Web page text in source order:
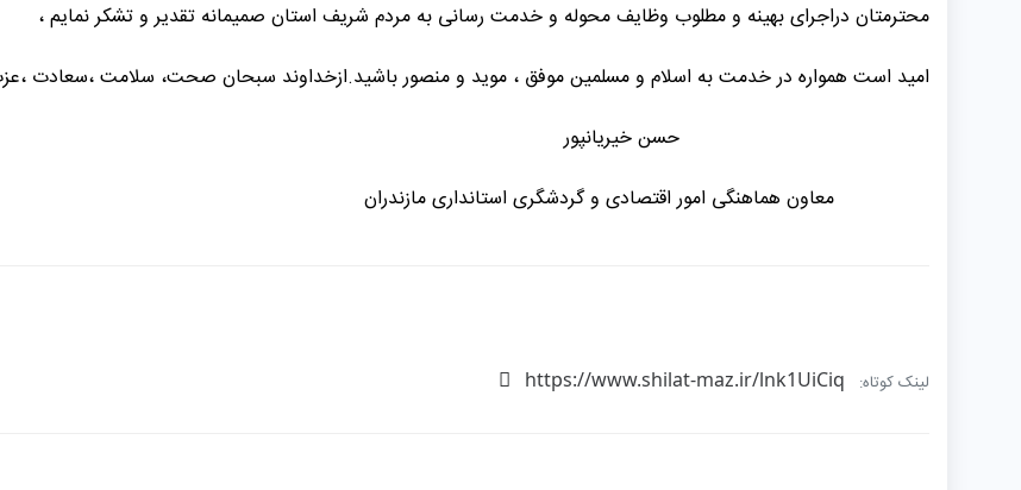
محترمتان دراجرای بهینه و مطلوب وظایف محوله و خدمت رسانی به مردم شریف استان صمیمانه تقدیر و تشکر نمایم ،
امید است همواره در خدمت به اسلام و مسلمین موفق ، موید و منصور باشید.ازخداوند سبحان صحت، سلامت ،سعادت
حسن خیریانپور
معاون‌ هماهنگی امور اقتصادی و گردشگری استانداری مازندران
لینک کوتاه: https://www.shilat-maz.ir/lnk1UiCiq